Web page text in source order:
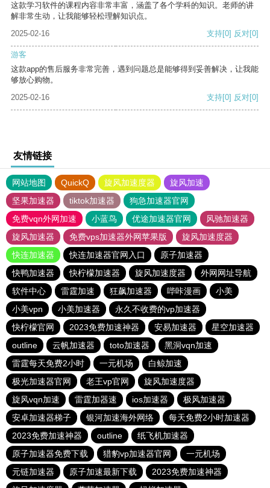
这款学习软件的课程内容非常丰富，涵盖了各个学科的知识。老师的讲
解非常生动，让我能够轻松理解知识点。
2025-02-16
支持[0] 反对[0]
游客
这款app的售后服务非常完善，遇到问题总是能够得到妥善解决，让我能
够放心购物。
2025-02-16
支持[0] 反对[0]
友情链接
网站地图 QuickQ 旋风加速度器
旋风加速
坚果加速器
tiktok加速器
狗急加速器官网
免费vqn外网加速
小蓝鸟 优途加速器官网
风驰加速器
旋风加速器
免费vps加速器外网苹果版
旋风加速度器
快连加速器
快连加速器官网入口
原子加速器
快鸭加速器
快柠檬加速器 旋风加速度器
外网网址导航
软件中心
雷霆加速 狂飙加速器 哔咔漫画
小美
小美vpn
小美加速器
永久不收费的vp加速器
快柠檬官网
2023免费加速神器 安易加速器
星空加速器
outline
云帆加速器 toto加速器
黑洞vqn加速
雷霆每天免费2小时
一元机场
白鲸加速
极光加速器官网
老王vp官网
旋风加速度器
旋风vqn加速
雷霆加器速 ios加速器
极风加速器
安卓加速器梯子
银河加速海外网络
每天免费2小时加速器
2023免费加速神器
outline
纸飞机加速器
原子加速器免费下载
猎豹vp加速器官网
一元机场
元链加速器
原子加速最新下载
2023免费加速神器